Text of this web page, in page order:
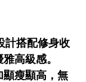
計搭配修身收
高級感。
瘦顯高，無